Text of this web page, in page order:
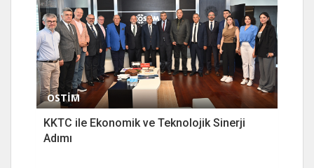
OSTİM
KKTC ile Ekonomik ve Teknolojik Sinerji
Adımı